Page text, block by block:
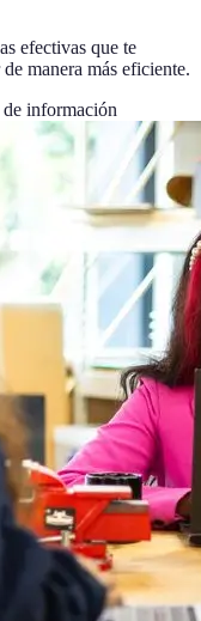
efectivas que te
manera más eficiente.
información